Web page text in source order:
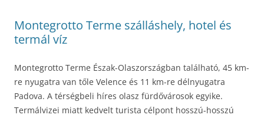
Montegrotto Terme szálláshely, hotel és
termál víz
Montegrotto Terme Észak-Olaszországban található, 45 km-
re nyugatra van tőle Velence és 11 km-re délnyugatra
Padova. A térségbeli híres olasz fürdővárosok egyike.
Termálvizei miatt kedvelt turista célpont hosszú-hosszú